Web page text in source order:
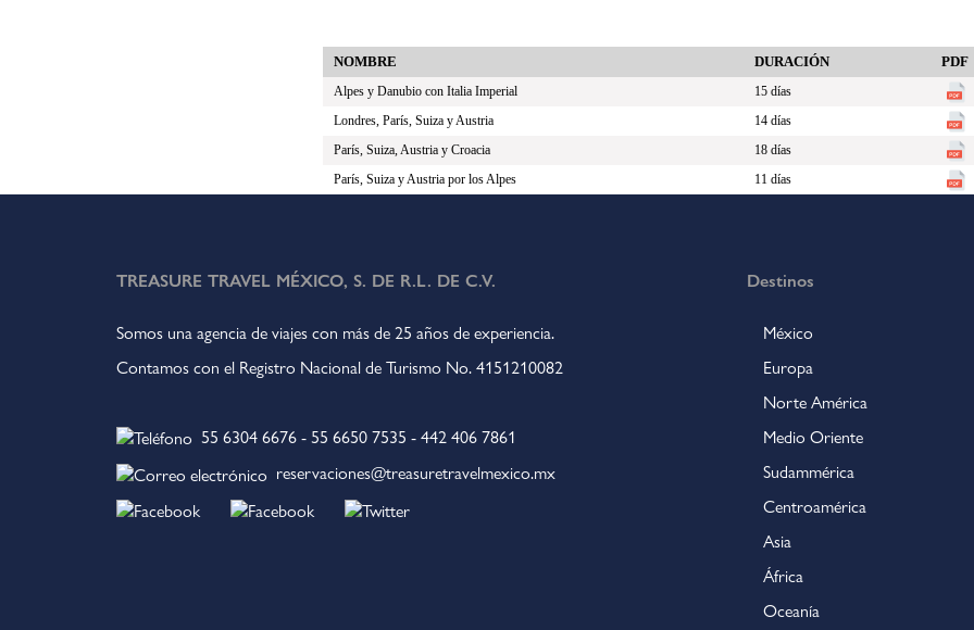
NOMBRE DURACIÓN PDF
Alpes y Danubio con Italia Imperial
15 días
Londres, París, Suiza y Austria
14 días
París, Suiza, Austria y Croacia
18 días
París, Suiza y Austria por los Alpes
11 días
TREASURE TRAVEL MÉXICO, S. DE R.L. DE C.V.
Somos una agencia de viajes con más de 25 años de experiencia.
Contamos con el Registro Nacional de Turismo No. 4151210082
55 6304 6676 - 55 6650 7535 - 442 406 7861
reservaciones@treasuretravelmexico.mx
Destinos
México
Europa
Norte América
Medio Oriente
Sudammérica
Centroamérica
Asia
África
Oceanía